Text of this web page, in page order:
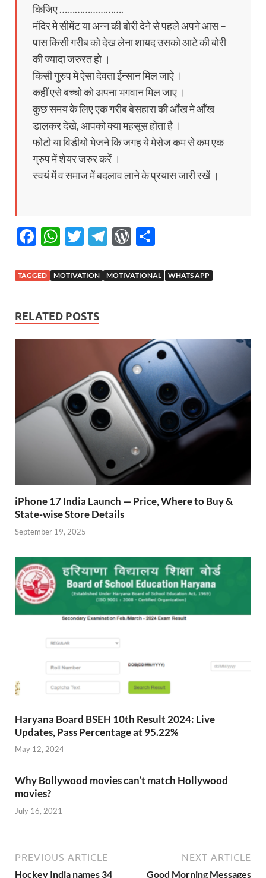
किजिए …………………….
मंदिर मे सीमेंट या अन्न की बोरी देने से पहले अपने आस –
पास किसी गरीब को देख लेना शायद उसको आटे की बोरी
की ज्यादा जरुरत हो ।
किसी गुरुप मे ऐसा देवता ईन्सान मिल जाऐ ।
कहीं एसे बच्चो को अपना भगवान मिल जाए ।
कुछ समय के लिए एक गरीब बेसहारा की आँख मे आँख
डालकर देखे, आपको क्या महसूस होता है ।
फोटो या विडीयो भेजने कि जगह ये मेसेज कम से कम एक
ग्रुप में शेयर जरुर करें ।
स्वयं में व समाज में बदलाव लाने के प्रयास जारी रखें ।
F
e
o
o
W
at
A
p
T
itt
T
e
W
d ar
TAGGED MOTIVATION MOTIVATIONAL WHATS APP
RELATED POSTS
iPhone 17 India Launch — Price, Where to Buy &
State-wise Store Details
September 19, 2025
Haryana Board BSEH 10th Result 2024: Live
Updates, Pass Percentage at 95.22%
May 12, 2024
Why Bollywood movies can’t match Hollywood
movies?
July 16, 2021
PREVIOUS ARTICLE
Hockey India names 34
NEXT ARTICLE
Good Morning Messages